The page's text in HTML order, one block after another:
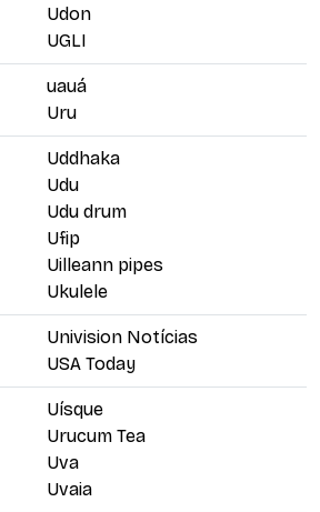
Udon
UGLI
uauá
Uru
Uddhaka
Udu
Udu drum
Ufip
Uilleann pipes
Ukulele
Univision Notícias
USA Today
Uísque
Urucum Tea
Uva
Uvaia